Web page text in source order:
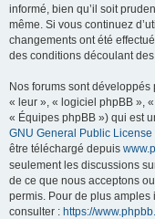
informé, bien qu’il soit
même. Si vous continuez
changements ont été
des conditions découlant
Nos forums sont
« leur », « logiciel phpBB »,
« Équipes phpBB ») qui est
GNU General Public License
être téléchargé depuis
seulement les discussions
de ce que nous acceptons
permis. Pour de plus
consulter : https://